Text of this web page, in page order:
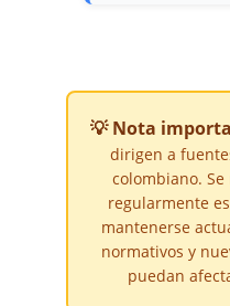
💡 Nota
dirigen a
colombiano.
regularmente
mantenerse
normativos y
puedan